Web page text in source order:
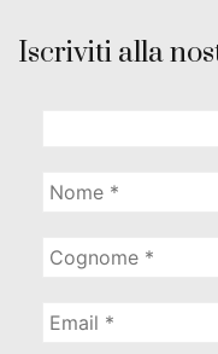
Iscriviti alla